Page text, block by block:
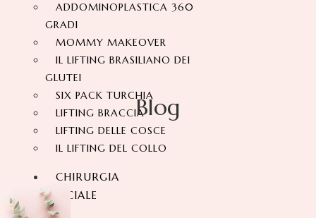
ADDOMINOPLASTICA 360
GRADI
MOMMY MAKEOVER
IL LIFTING BRASILIANO DEI
GLUTEI
SIX PACK TURCHIA
LIFTING BRACCIA
LIFTING DELLE COSCE
IL LIFTING DEL COLLO
CHIRURGIA
FACCIALE
Blog